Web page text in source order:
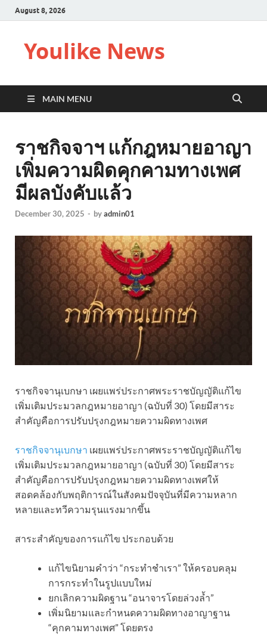
August 8, 2026
Youlike News
MAIN MENU
ราชกิจจาฯ แก้กฎหมายอาญา
เพิ่มความผิดคุกคามทางเพศ
มีผลบังคับแล้ว
December 30, 2025 - byadmin01
ราชกิจจานุเบกษา เผยแพร่ประกาศพระราชบัญญัติแก้ไข
เพิ่มเติมประมวลกฎหมายอาญา (ฉบับที่ 30) โดยมีสาระ
สำคัญคือการปรับปรุงกฎหมายความผิดทางเพศ
ราชกิจจานุเบกษา เผยแพร่ประกาศพระราชบัญญัติแก้ไข
เพิ่มเติมประมวลกฎหมายอาญา (ฉบับที่ 30) โดยมีสาระ
สำคัญคือการปรับปรุงกฎหมายความผิดทางเพศให้
สอดคล้องกับพฤติการณ์ในสังคมปัจจุบันที่มีความหลาก
หลายและทวีความรุนแรงมากขึ้น
สาระสำคัญของการแก้ไข ประกอบด้วย
แก้ไขนิยามคำว่า “กระทำชำเรา” ให้ครอบคลุม
การกระทำในรูปแบบใหม่
ยกเลิกความผิดฐาน “อนาจารโดยล่วงล้ำ”
เพิ่มนิยามและกำหนดความผิดทางอาญาฐาน
“คุกคามทางเพศ” โดยตรง